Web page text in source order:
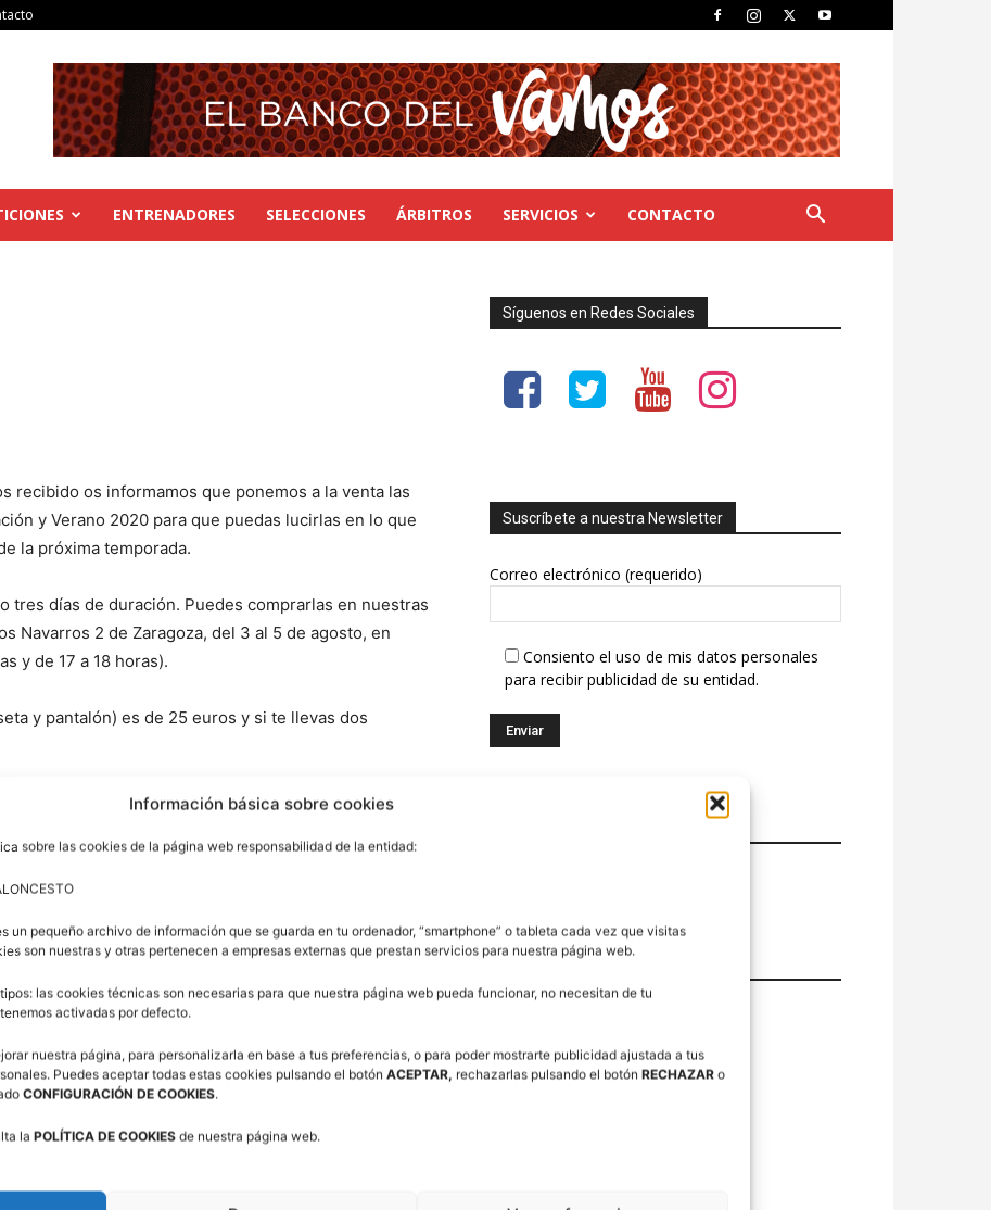
Información básica sobre cookies
sobre las cookies de la página web responsabilidad de la entidad:
un pequeño archivo de información que se guarda en tu ordenador, “smartphone” o tableta cada vez que visitas
son nuestras y otras pertenecen a empresas externas que prestan servicios para nuestra página web.
las cookies técnicas son necesarias para que nuestra página web pueda funcionar, no necesitan de tu
activadas por defecto.
nuestra página, para personalizarla en base a tus preferencias, o para poder mostrarte publicidad ajustada a tus
Puedes aceptar todas estas cookies pulsando el botón ACEPTAR, rechazarlas pulsando el botón RECHAZAR o
CONFIGURACIÓN DE COOKIES.
la POLÍTICA DE COOKIES de nuestra página web.
ENTRENADORES SELECCIONES ÁRBITROS SERVICIOS CONTACTO
recibido os informamos que ponemos a la venta las
y Verano 2020 para que puedas lucirlas en lo que
la próxima temporada.
tres días de duración. Puedes comprarlas en nuestras
Navarros 2 de Zaragoza, del 3 al 5 de agosto, en
y de 17 a 18 horas).
y pantalón) es de 25 euros y si te llevas dos
Síguenos en Redes Sociales
Suscríbete a nuestra Newsletter
Correo electrónico (requerido)
Consiento el uso de mis datos personales
para recibir publicidad de su entidad.
Facebook